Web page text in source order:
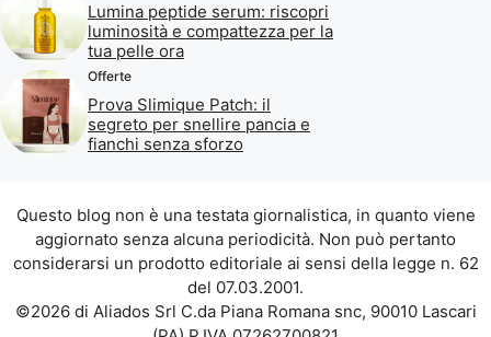
Lumina peptide serum: riscopri
luminosità e compattezza per la
tua pelle ora
Offerte
Prova Slimique Patch: il
segreto per snellire pancia e
fianchi senza sforzo
Questo blog non è una testata giornalistica, in quanto viene
aggiornato senza alcuna periodicità. Non può pertanto
considerarsi un prodotto editoriale ai sensi della legge n. 62
del 07.03.2001.
©2026 di Aliados Srl C.da Piana Romana snc, 90010 Lascari